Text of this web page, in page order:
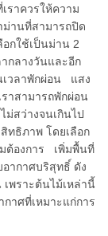
ราควรให้ความ
ม่านที่สามารถปิด
อกใช้เป็นม่าน 2
กลางวันและอีก
เวลาพักผ่อน แสง
าสามารถพักผ่อน
ม่สว่างจนเกินไป
ทธิภาพ โดยเลือก
ต้องการ เพิ่มพื้นที่
อากาศบริสุทธิ์ ดัง
พราะต้นไม้เหล่านี้
าศที่เหมาะแก่การ